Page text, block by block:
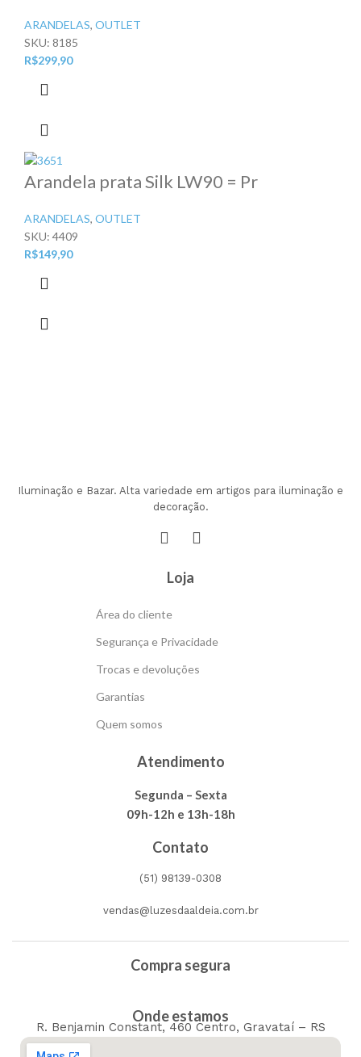
ARANDELAS, OUTLET
SKU: 8185
R$299,90
Arandela prata Silk LW90 = Pr
ARANDELAS, OUTLET
SKU: 4409
R$149,90
Iluminação e Bazar. Alta variedade em artigos para iluminação e
decoração.
Loja
Área do cliente
Segurança e Privacidade
Trocas e devoluções
Garantias
Quem somos
Atendimento
Segunda – Sexta
09h-12h e 13h-18h
Contato
(51) 98139-0308
vendas@luzesdaaldeia.com.br
Compra segura
Onde estamos
R. Benjamin Constant, 460 Centro, Gravataí – RS